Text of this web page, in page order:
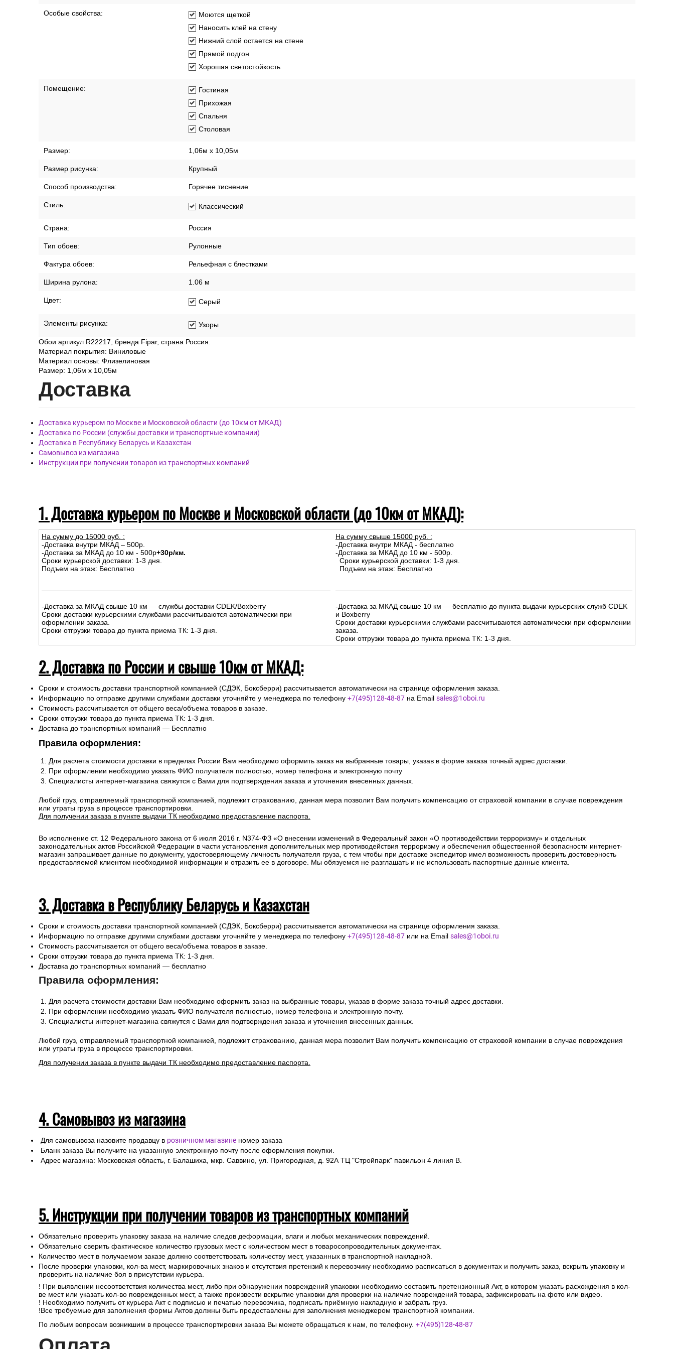
Особые свойства:
Моются щеткой
Наносить клей на стену
Нижний слой остается на стене
Прямой подгон
Хорошая светостойкость
Помещение:
Гостиная
Прихожая
Спальня
Столовая
Размер: 1,06м х 10,05м
Размер рисунка: Крупный
Способ производства: Горячее тиснение
Стиль: Классический
Страна: Россия
Тип обоев: Рулонные
Фактура обоев: Рельефная с блестками
Ширина рулона: 1.06 м
Цвет: Серый
Элементы рисунка: Узоры
Обои артикул R22217, бренда Fipar, страна Россия.
Материал покрытия: Виниловые
Материал основы: Флизелиновая
Размер: 1,06м х 10,05м
Доставка
Доставка курьером по Москве и Московской области (до 10км от МКАД)
Доставка по России (службы доставки и транспортные компании)
Доставка в Республику Беларусь и Казахстан
Самовывоз из магазина
Инструкции при получении товаров из транспортных компаний
1. Доставка курьером по Москве и Московской области (до 10км от МКАД):
На сумму до 15000 руб. :
-Доставка внутри МКАД – 500р.
-Доставка за МКАД до 10 км - 500р+30р/км.
Сроки курьерской доставки: 1-3 дня.
Подъем на этаж: Бесплатно
-Доставка за МКАД свыше 10 км — службы доставки CDEK/Boxberry
Сроки доставки курьерскими службами рассчитываются автоматически при
оформлении заказа.
Сроки отгрузки товара до пункта приема ТК: 1-3 дня.
На сумму свыше 15000 руб. :
-Доставка внутри МКАД - бесплатно
-Доставка за МКАД до 10 км - 500р.
Сроки курьерской доставки: 1-3 дня.
Подъем на этаж: Бесплатно
-Доставка за МКАД свыше 10 км — бесплатно до пункта выдачи курьерских служб CDEK
и Boxberry
Сроки доставки курьерскими службами рассчитываются автоматически при оформлении
заказа.
Сроки отгрузки товара до пункта приема ТК: 1-3 дня.
2. Доставка по России и свыше 10км от МКАД:
Сроки и стоимость доставки транспортной компанией (СДЭК, Боксберри) рассчитывается автоматически на странице оформления заказа.
Информацию по отправке другими службами доставки уточняйте у менеджера по телефону +7(495)128-48-87 на Email sales@1oboi.ru
Стоимость рассчитывается от общего веса/объема товаров в заказе.
Сроки отгрузки товара до пункта приема ТК: 1-3 дня.
Доставка до транспортных компаний — Бесплатно
Правила оформления:
Для расчета стоимости доставки в пределах России Вам необходимо оформить заказ на выбранные товары, указав в форме заказа точный адрес доставки.
При оформлении необходимо указать ФИО получателя полностью, номер телефона и электронную почту
Специалисты интернет-магазина свяжутся с Вами для подтверждения заказа и уточнения внесенных данных.
Любой груз, отправляемый транспортной компанией, подлежит страхованию, данная мера позволит Вам получить компенсацию от страховой компании в случае повреждения
или утраты груза в процессе транспортировки.
Для получении заказа в пункте выдачи ТК необходимо предоставление паспорта.
Во исполнение ст. 12 Федерального закона от 6 июля 2016 г. N374-ФЗ «О внесении изменений в Федеральный закон «О противодействии терроризму» и отдельных
законодательных актов Российской Федерации в части установления дополнительных мер противодействия терроризму и обеспечения общественной безопасности интернет-
магазин запрашивает данные по документу, удостоверяющему личность получателя груза, с тем чтобы при доставке экспедитор имел возможность проверить достоверность
предоставляемой клиентом необходимой информации и отразить ее в договоре. Мы обязуемся не разглашать и не использовать паспортные данные клиента.
3. Доставка в Республику Беларусь и Казахстан
Сроки и стоимость доставки транспортной компанией (СДЭК, Боксберри) рассчитывается автоматически на странице оформления заказа.
Информацию по отправке другими службами доставки уточняйте у менеджера по телефону +7(495)128-48-87 или на Email sales@1oboi.ru
Стоимость рассчитывается от общего веса/объема товаров в заказе.
Сроки отгрузки товара до пункта приема ТК: 1-3 дня.
Доставка до транспортных компаний — бесплатно
Правила оформления:
Для расчета стоимости доставки Вам необходимо оформить заказ на выбранные товары, указав в форме заказа точный адрес доставки.
При оформлении необходимо указать ФИО получателя полностью, номер телефона и электронную почту.
Специалисты интернет-магазина свяжутся с Вами для подтверждения заказа и уточнения внесенных данных.
Любой груз, отправляемый транспортной компанией, подлежит страхованию, данная мера позволит Вам получить компенсацию от страховой компании в случае повреждения
или утраты груза в процессе транспортировки.
Для получении заказа в пункте выдачи ТК необходимо предоставление паспорта.
4. Самовывоз из магазина
Для самовывоза назовите продавцу в розничном магазине номер заказа
Бланк заказа Вы получите на указанную электронную почту после оформления покупки.
Адрес магазина: Московская область, г. Балашиха, мкр. Саввино, ул. Пригородная, д. 92А ТЦ "Стройпарк" павильон 4 линия В.
5. Инструкции при получении товаров из транспортных компаний
Обязательно проверить упаковку заказа на наличие следов деформации, влаги и любых механических повреждений.
Обязательно сверить фактическое количество грузовых мест с количеством мест в товаросопроводительных документах.
Количество мест в получаемом заказе должно соответствовать количеству мест, указанных в транспортной накладной.
После проверки упаковки, кол-ва мест, маркировочных знаков и отсутствия претензий к перевозчику необходимо расписаться в документах и получить заказ, вскрыть упаковку и
проверить на наличие боя в присутствии курьера.
! При выявлении несоответствия количества мест, либо при обнаружении повреждений упаковки необходимо составить претензионный Акт, в котором указать расхождения в кол-
ве мест или указать кол-во поврежденных мест, а также произвести вскрытие упаковки для проверки на наличие повреждений товара, зафиксировать на фото или видео.
! Необходимо получить от курьера Акт с подписью и печатью перевозчика, подписать приёмную накладную и забрать груз.
!Все требуемые для заполнения формы Актов должны быть предоставлены для заполнения менеджером транспортной компании.
По любым вопросам возникшим в процессе транспортировки заказа Вы можете обращаться к нам, по телефону. +7(495)128-48-87